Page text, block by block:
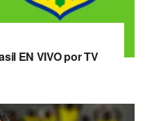
EN VIVO por TV